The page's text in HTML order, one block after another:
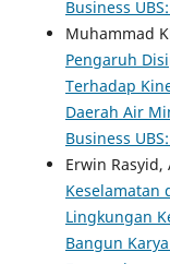
Business
Muhammad
Pengaruh
Terhadap
Daerah Air
Business
Erwin
Keselamatan
Lingkungan
Bangun